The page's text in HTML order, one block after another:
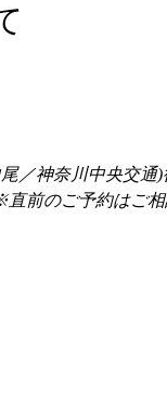
／神奈川中央交通)
前のご予約はご